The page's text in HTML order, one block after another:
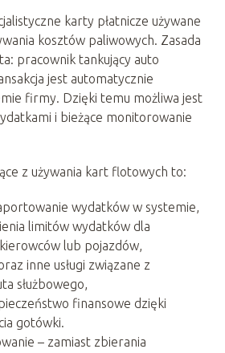
karty płatnicze używane
kosztów paliwowych. Zasada
pracownik tankujący auto
jest automatycznie
firmy. Dzięki temu możliwa jest
i bieżące monitorowanie
z używania kart flotowych to:
wydatków w systemie,
limitów wydatków dla
lub pojazdów,
inne usługi związane z
służbowego,
finansowe dzięki
gotówki.
– zamiast zbierania